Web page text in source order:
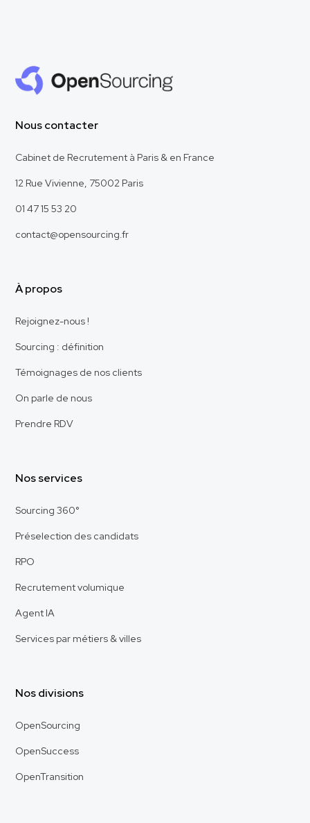
Nous contacter
Cabinet de Recrutement à Paris & en France
12 Rue Vivienne, 75002 Paris
01 47 15 53 20
contact@opensourcing.fr
À propos
Rejoignez-nous !
Sourcing : définition
Témoignages de nos clients
On parle de nous
Prendre RDV
Nos services
Sourcing 360°
Préselection des candidats
RPO
Recrutement volumique
Agent IA
Services par métiers & villes
Nos divisions
OpenSourcing
OpenSuccess
OpenTransition